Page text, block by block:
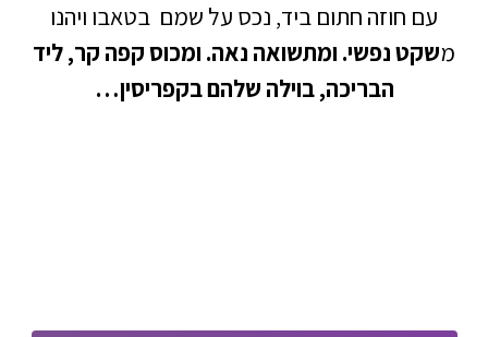
חוזה חתום ביד, נכס על שמם בטאבו ויהנו
נפשי. ומתשואה נאה. ומכוס קפה קר, ליד
הבריכה, בוילה שלהם בקפריסין…